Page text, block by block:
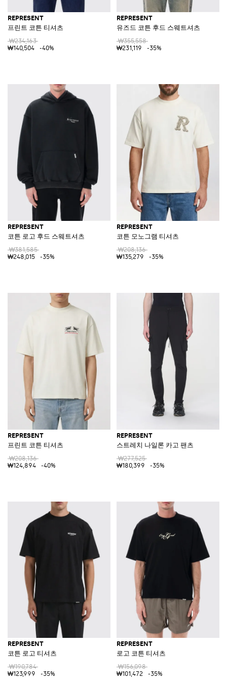
REPRESENT
프린트 코튼 티셔츠
₩234,163
₩140,504
-40%
REPRESENT
유즈드 코튼 후드 스웨트셔츠
₩355,558
₩231,119
-35%
REPRESENT
코튼 로고 후드 스웨트셔츠
₩381,585
₩248,015
-35%
REPRESENT
코튼 모노그램 티셔츠
₩208,136
₩135,279
-35%
REPRESENT
프린트 코튼 티셔츠
₩208,136
₩124,894
-40%
REPRESENT
스트레치 나일론 카고 팬츠
₩277,525
₩180,399
-35%
REPRESENT
코튼 로고 티셔츠
₩190,784
₩123,999
-35%
REPRESENT
로고 코튼 티셔츠
₩156,098
₩101,472
-35%